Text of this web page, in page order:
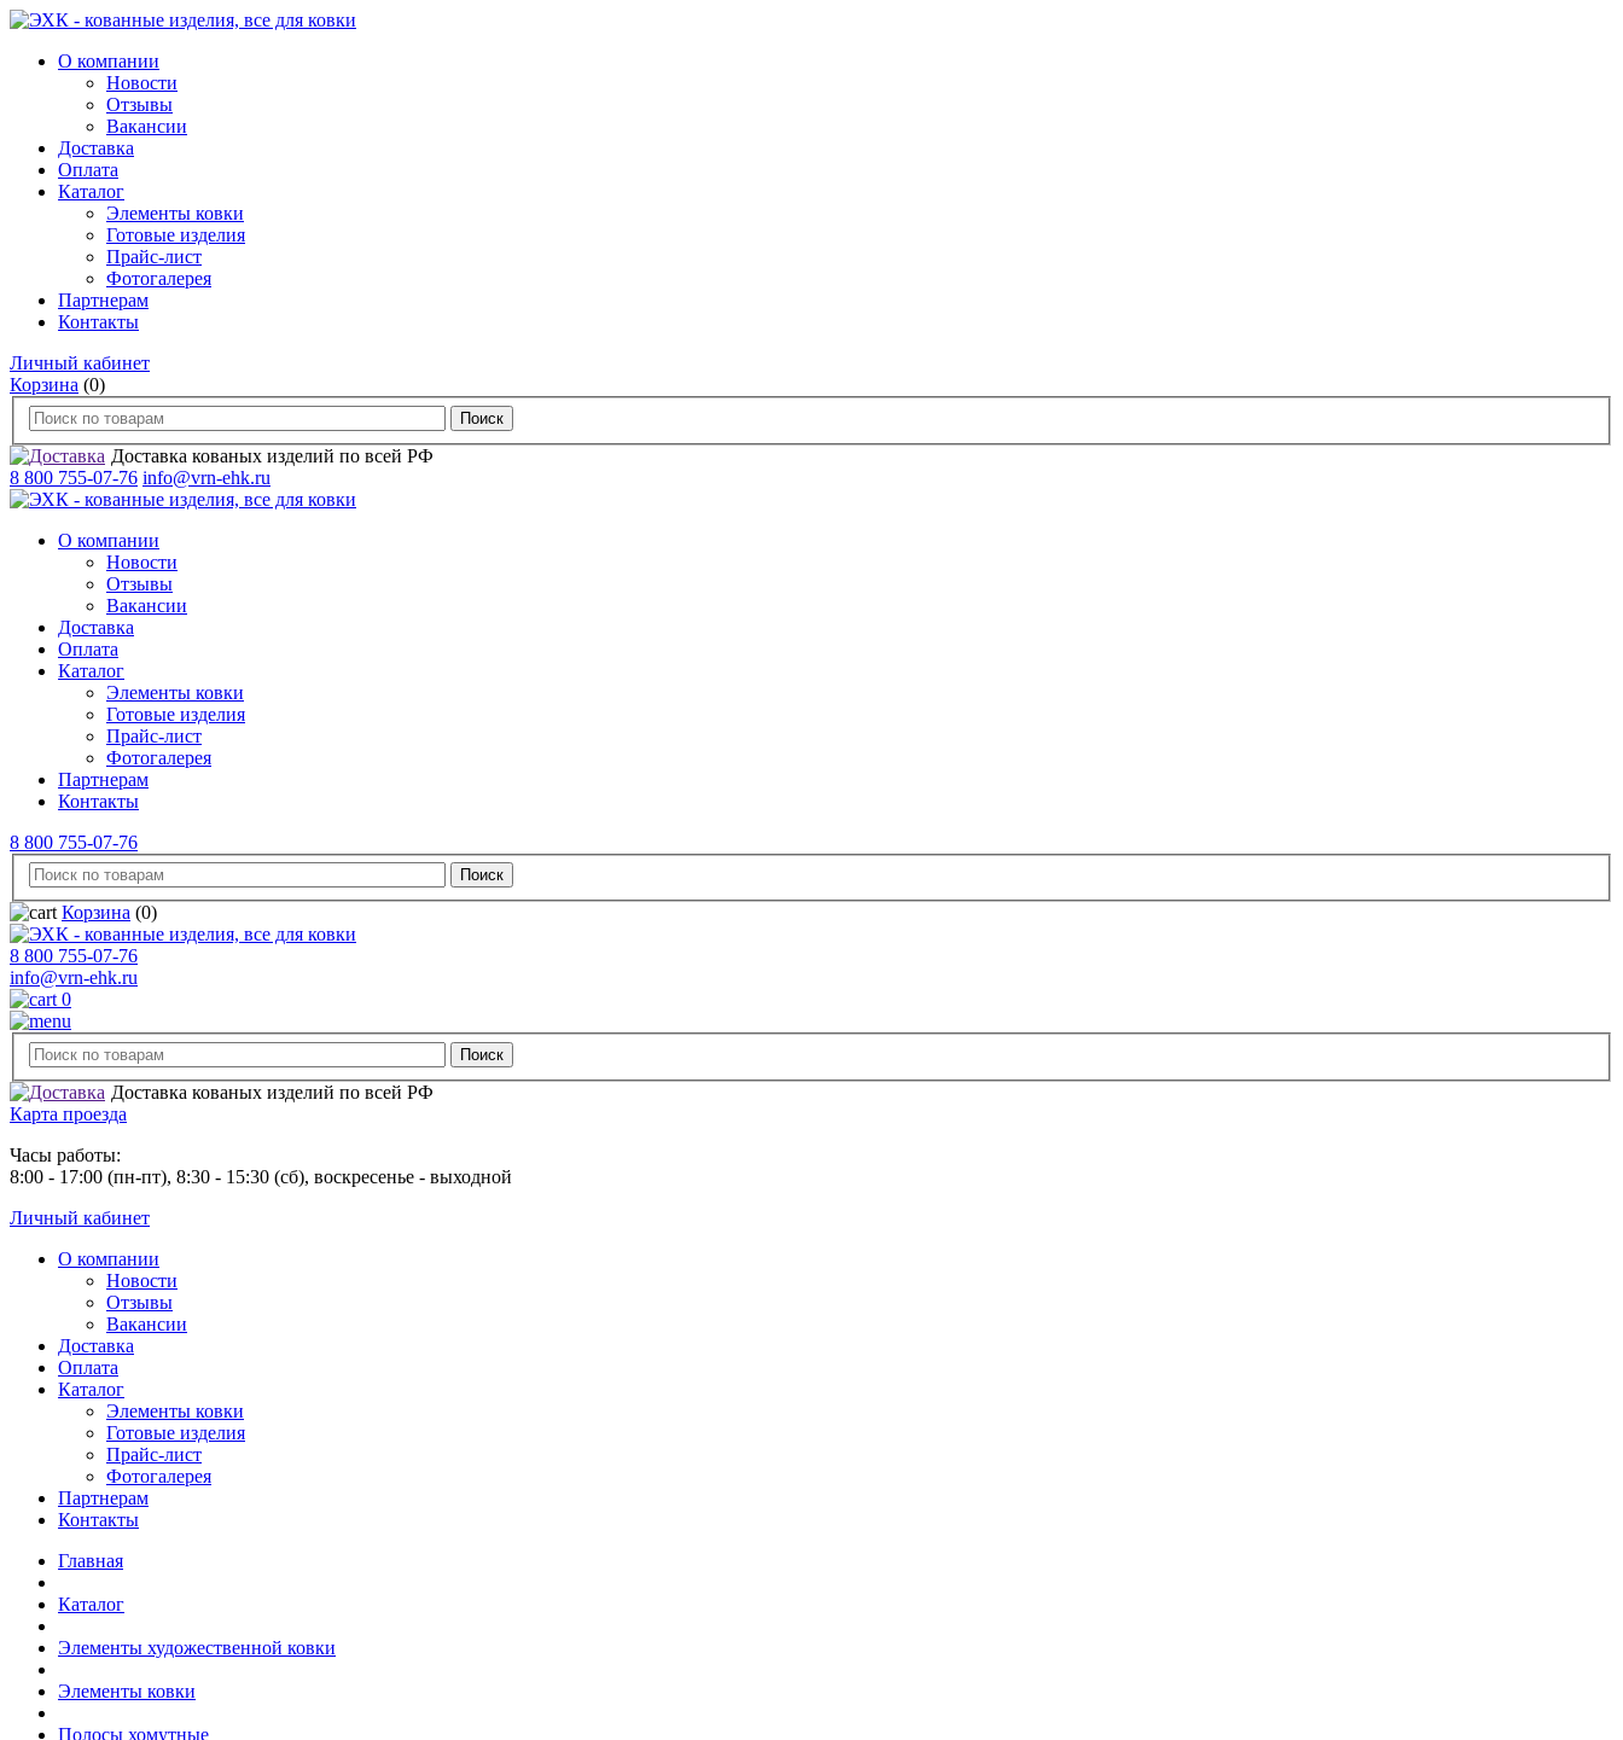
О компании
Новости
Отзывы
Вакансии
Доставка
Оплата
Каталог
Элементы ковки
Готовые изделия
Прайс-лист
Фотогалерея
Партнерам
Контакты
Личный кабинет
Корзина (0)
Доставка кованых изделий по всей РФ
8 800 755-07-76 info@vrn-ehk.ru
О компании
Новости
Отзывы
Вакансии
Доставка
Оплата
Каталог
Элементы ковки
Готовые изделия
Прайс-лист
Фотогалерея
Партнерам
Контакты
8 800 755-07-76
Корзина (0)
8 800 755-07-76
info@vrn-ehk.ru
0
Доставка кованых изделий по всей РФ
Карта проезда
Часы работы:
8:00 - 17:00 (пн-пт), 8:30 - 15:30 (сб), воскресенье - выходной
Личный кабинет
О компании
Новости
Отзывы
Вакансии
Доставка
Оплата
Каталог
Элементы ковки
Готовые изделия
Прайс-лист
Фотогалерея
Партнерам
Контакты
Главная
Каталог
Элементы художественной ковки
Элементы ковки
Полосы хомутные